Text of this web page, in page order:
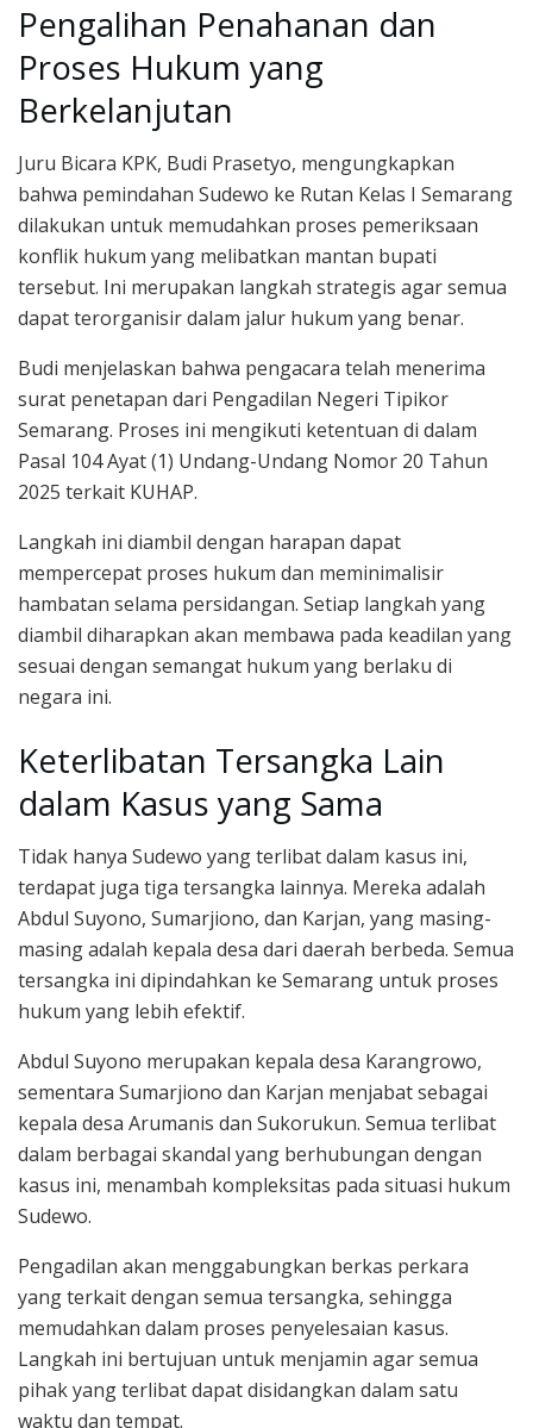
Pengalihan Penahanan dan
Proses Hukum yang
Berkelanjutan
Juru Bicara KPK, Budi Prasetyo, mengungkapkan
bahwa pemindahan Sudewo ke Rutan Kelas I Semarang
dilakukan untuk memudahkan proses pemeriksaan
konflik hukum yang melibatkan mantan bupati
tersebut. Ini merupakan langkah strategis agar semua
dapat terorganisir dalam jalur hukum yang benar.
Budi menjelaskan bahwa pengacara telah menerima
surat penetapan dari Pengadilan Negeri Tipikor
Semarang. Proses ini mengikuti ketentuan di dalam
Pasal 104 Ayat (1) Undang-Undang Nomor 20 Tahun
2025 terkait KUHAP.
Langkah ini diambil dengan harapan dapat
mempercepat proses hukum dan meminimalisir
hambatan selama persidangan. Setiap langkah yang
diambil diharapkan akan membawa pada keadilan yang
sesuai dengan semangat hukum yang berlaku di
negara ini.
Keterlibatan Tersangka Lain
dalam Kasus yang Sama
Tidak hanya Sudewo yang terlibat dalam kasus ini,
terdapat juga tiga tersangka lainnya. Mereka adalah
Abdul Suyono, Sumarjiono, dan Karjan, yang masing-
masing adalah kepala desa dari daerah berbeda. Semua
tersangka ini dipindahkan ke Semarang untuk proses
hukum yang lebih efektif.
Abdul Suyono merupakan kepala desa Karangrowo,
sementara Sumarjiono dan Karjan menjabat sebagai
kepala desa Arumanis dan Sukorukun. Semua terlibat
dalam berbagai skandal yang berhubungan dengan
kasus ini, menambah kompleksitas pada situasi hukum
Sudewo.
Pengadilan akan menggabungkan berkas perkara
yang terkait dengan semua tersangka, sehingga
memudahkan dalam proses penyelesaian kasus.
Langkah ini bertujuan untuk menjamin agar semua
pihak yang terlibat dapat disidangkan dalam satu
waktu dan tempat.